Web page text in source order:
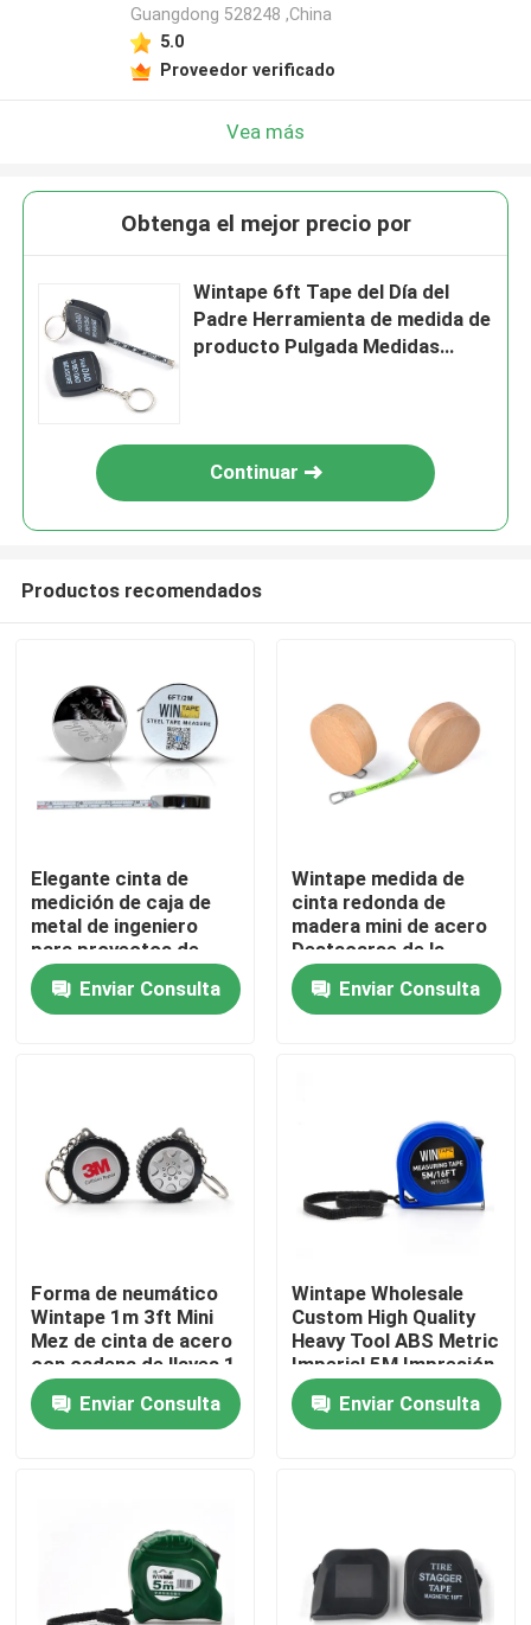
Hogar
Productos
Viaje de la fábrica
Éntrenos en contacto con
Pida una cita
Cinta de la medida del laser
Cinta métrica de costura personalizada
Guangdong 528248 ,China
5.0
Proveedor verificado
Vea más
Obtenga el mejor precio por
Wintape 6ft Tape del Día del
Padre Herramienta de medida de
producto Pulgada Medidas
Continuar
Productos recomendados
Elegante cinta de
medición de caja de
metal de ingeniero
para proyectos de
construcción y DIY
Enviar Consulta
Wintape medida de
cinta redonda de
madera mini de acero
Destacarse de la
multitud 1m 3ft
Medida de hoja verde
fluorescente
Enviar Consulta
Forma de neumático
Wintape 1m 3ft Mini
Mez de cinta de acero
con cadena de llaves 1
metro herramienta de
medición portátil para
mecánica
Enviar Consulta
Wintape Wholesale
Custom High Quality
Heavy Tool ABS Metric
Imperial 5M Impresión
de logotipo
personalizado cinta de
medición de acero
Enviar Consulta